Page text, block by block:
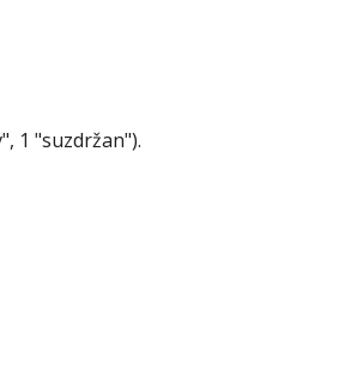
1 "suzdržan").